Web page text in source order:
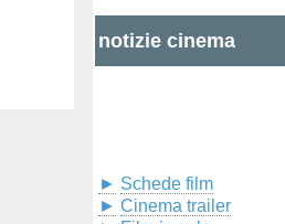
notizie cinema
► Schede film
► Cinema trailer